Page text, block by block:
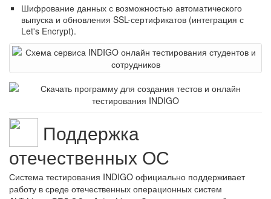
Шифрование данных с возможностью автоматического
выпуска и обновления SSL-сертификатов (интеграция с
Let's Encrypt).
Поддержка
отечественных ОС
Система тестирования INDIGO официально поддерживает
работу в среде отечественных операционных систем